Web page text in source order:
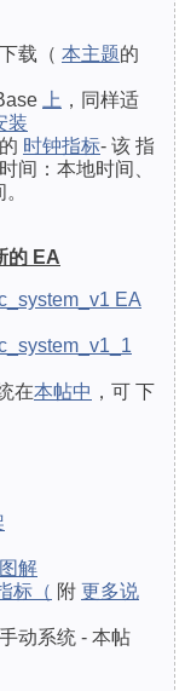
载（ 本主题的
上 ，同样适
装
时钟指标- 该 指
间：本地时间、
的 EA
EA
在本帖中 ，可 下
图解
标（ 附 更多说
动系统 - 本帖